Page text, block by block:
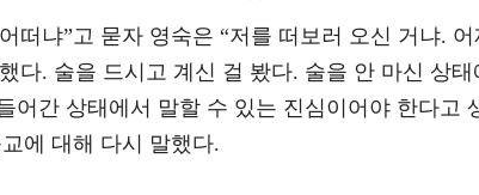
떠냐”고 묻자 영숙은 “저를 떠보러 오신 거냐.
다. 술을 드시고 계신 걸 봤다. 술을 안 마신 상태
어간 상태에서 말할 수 있는 진심이어야 한다고
에 대해 다시 말했다.